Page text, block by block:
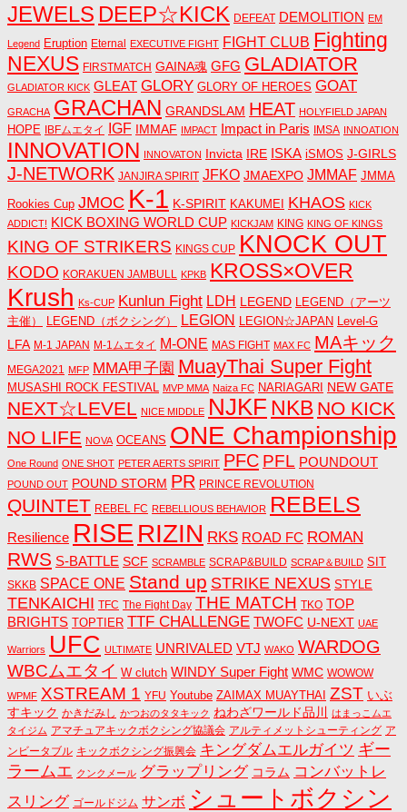
JEWELS DEEP☆KICK DEFEAT DEMOLITION EM
Legend Eruption Eternal EXECUTIVE FIGHT FIGHT CLUB Fighting
NEXUS FIRSTMATCH GAINA魂 GFG GLADIATOR
GLADIATOR KICK GLEAT GLORY GLORY OF HEROES GOAT
GRACHA GRACHAN GRANDSLAM HEAT HOLYFIELD JAPAN
HOPE IBFムエタイ IGF IMMAF IMPACT Impact in Paris IMSA INNOATION
INNOVATION INNOVATON Invicta IRE ISKA iSMOS J-GIRLS
J-NETWORK JANJIRA SPIRIT JFKO JMAEXPO JMMAF JMMA
Rookies Cup JMOC K-1 K-SPIRIT KAKUMEI KHAOS KICK
ADDICT! KICK BOXING WORLD CUP KICKJAM KING KING OF KINGS
KING OF STRIKERS KINGS CUP KNOCK OUT
KODO KORAKUEN JAMBULL KPKB KROSS×OVER
Krush Ks-CUP Kunlun Fight LDH LEGEND LEGEND（アーツ
主催）
LEGEND（ボクシング） LEGION LEGION☆JAPAN Level-G
LFA M-1 JAPAN M-1ムエタイ M-ONE MAS FIGHT MAX FC MAキック
MEGA2021 MFP MMA甲子園 MuayThai Super Fight
MUSASHI ROCK FESTIVAL MVP MMA Naiza FC NARIAGARI NEW GATE
NEXT☆LEVEL NICE MIDDLE NJKF NKB NO KICK
NO LIFE NOVA OCEANS ONE Championship
One Round ONE SHOT PETER AERTS SPIRIT PFC PFL POUNDOUT
POUND OUT POUND STORM PR PRINCE REVOLUTION
QUINTET REBEL FC REBELLIOUS BEHAVIOR REBELS
Resilience RISE RIZIN RKS ROAD FC ROMAN
RWS S-BATTLE SCF SCRAMBLE SCRAP&BUILD SCRAP＆BUILD SIT
SKKB SPACE ONE Stand up STRIKE NEXUS STYLE
TENKAICHI TFC The Fight Day THE MATCH TKO TOP
BRIGHTS TOPTIER TTF CHALLENGE TWOFC U-NEXT UAE
Warriors UFC ULTIMATE UNRIVALED VTJ WAKO WARDOG
WBCムエタイ W clutch WINDY Super Fight WMC WOWOW
WPMF XSTREAM 1 YFU Youtube ZAIMAX MUAYTHAI ZST いぶ
すキック かきだみし かつおのタタキック ねわざワールド品川
はまっこムエ
タイジム アマチュアキックボクシング協議会 アルティメットシューティング ア
ンビータブル キックボクシング振興会 キングダムエルガイツ ギー
ラームエ クンクメール グラップリング コラム コンバットレ
スリング ゴールドジム サンボ シュートボクシン